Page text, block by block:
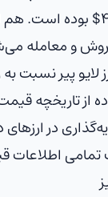
بوده است. هم
و معامله
تاریخچه
در
اطلاعات